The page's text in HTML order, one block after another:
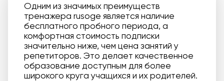
Одним из значимых преимуществ
тренажера rusoge является наличие
бесплатного пробного периода, а
комфортная стоимость подписки
значительно ниже, чем цена занятий у
репетиторов. Это делает качественное
образование доступным для более
широкого круга учащихся и их родителей.